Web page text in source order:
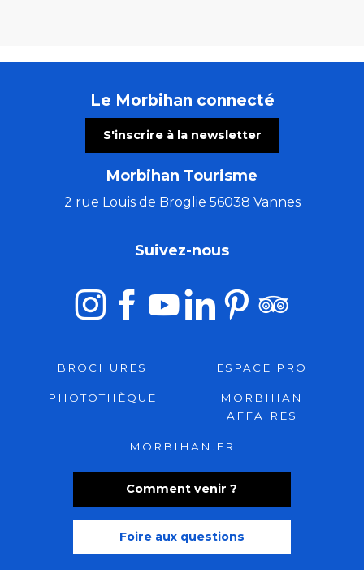
Le Morbihan connecté
S'inscrire à la newsletter
Morbihan Tourisme
2 rue Louis de Broglie 56038 Vannes
Comment venir ?
Foire aux questions
Suivez-nous
BROCHURES ESPACE PRO
PHOTOTHÈQUE
MORBIHAN
AFFAIRES
MORBIHAN.FR